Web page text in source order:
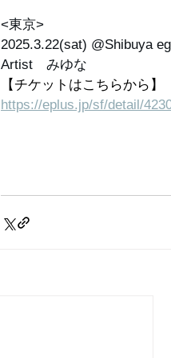
<東京>
2025.3.22(sat) @Shibuya
Artist　みゆな
【チケットはこちらから】
https://eplus.jp/sf/detail/